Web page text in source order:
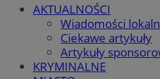
AKTUALNOŚCI
Wiadomości
Ciekawe artykuły
Artykuły
KRYMINALNE